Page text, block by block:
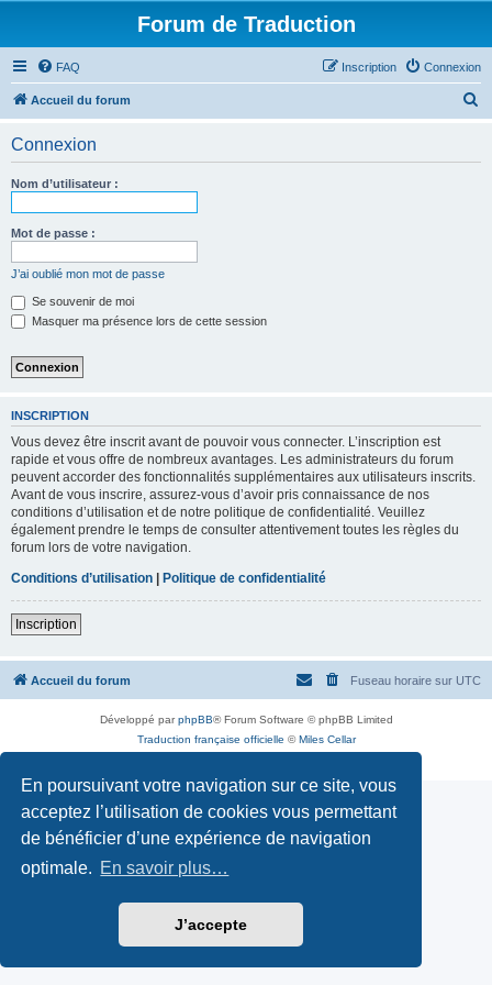
En poursuivant votre navigation sur ce site, vous
acceptez l’utilisation de cookies vous permettant
de bénéficier d’une expérience de navigation
optimale. En savoir plus…
J’accepte
Forum de Traduction
FAQ Connexion
Inscription
Accueil du forum
Connexion
Nom d’utilisateur :
Mot de passe :
J’ai oublié mon mot de passe
Se souvenir de moi
Masquer ma présence lors de cette session
INSCRIPTION
Vous devez être inscrit avant de pouvoir vous connecter. L’inscription est
rapide et vous offre de nombreux avantages. Les administrateurs du forum
peuvent accorder des fonctionnalités supplémentaires aux utilisateurs inscrits.
Avant de vous inscrire, assurez-vous d’avoir pris connaissance de nos
conditions d’utilisation et de notre politique de confidentialité. Veuillez
également prendre le temps de consulter attentivement toutes les règles du
forum lors de votre navigation.
Conditions d’utilisation | Politique de confidentialité
Inscription
Accueil du forum Fuseau horaire sur UTC
Développé parphpBB® Forum Software © phpBB Limited
Traduction française officielle ©Miles Cellar